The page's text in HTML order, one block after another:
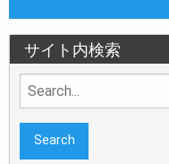
サイト内検索
Search
for: